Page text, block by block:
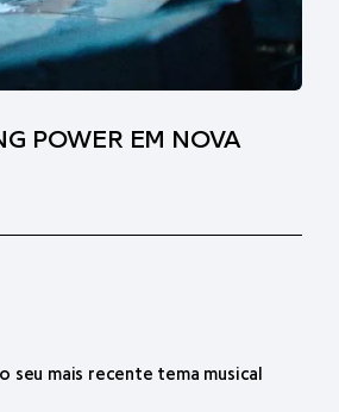
POWER EM NOVA
seu mais recente tema musical